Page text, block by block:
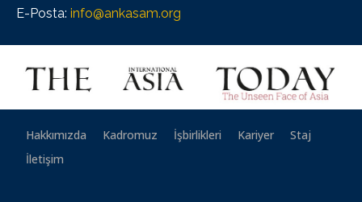
E-Posta: info@ankasam.org
Hakkımızda Kadromuz İşbirlikleri Kariyer
Staj
İletişim